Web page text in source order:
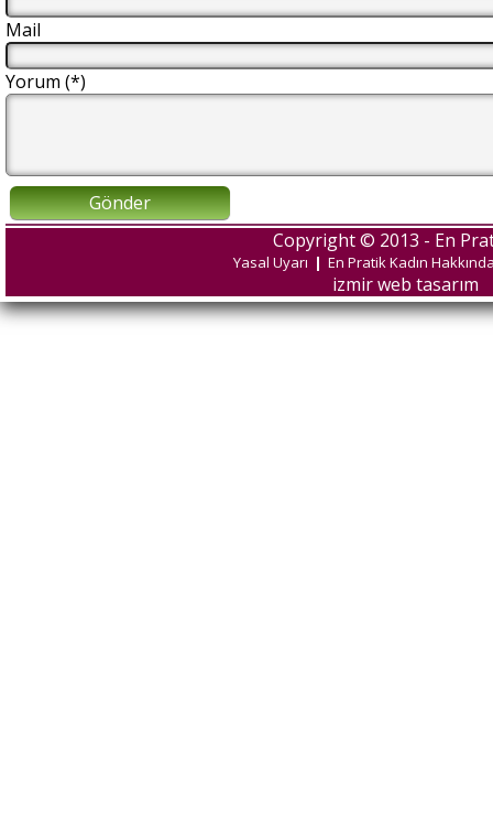
Mail
Yorum (*)
Gönder
Copyright © 2013 - En
Yasal Uyarı | En Pratik Kadın
izmir web tasarım